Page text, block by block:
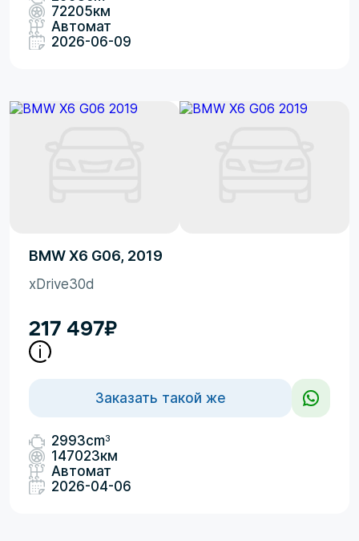
72205км
Автомат
2026-06-09
BMW X6 G06, 2019
xDrive30d
217 497₽
Заказать такой же
2993cm3
147023км
Автомат
2026-04-06